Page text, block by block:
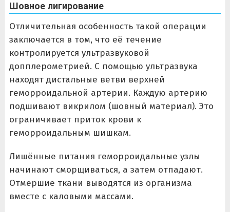
Шовное лигирование
Отличительная особенность такой операции
заключается в том, что её течение
контролируется ультразвуковой
допплерометрией. С помощью ультразвука
находят дистальные ветви верхней
геморроидальной артерии. Каждую артерию
подшивают викрилом (шовный материал). Это
ограничивает приток крови к
геморроидальным шишкам.
Лишённые питания геморроидальные узлы
начинают сморщиваться, а затем отпадают.
Отмершие ткани выводятся из организма
вместе с каловыми массами.